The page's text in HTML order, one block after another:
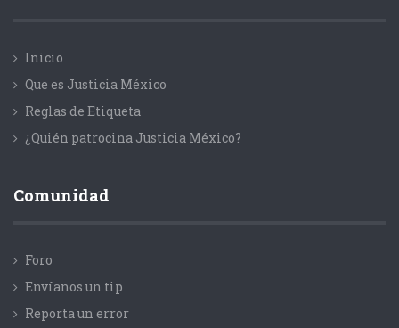
Inicio
Que es Justicia México
Reglas de Etiqueta
¿Quién patrocina Justicia México?
Comunidad
Foro
Envíanos un tip
Reporta un error